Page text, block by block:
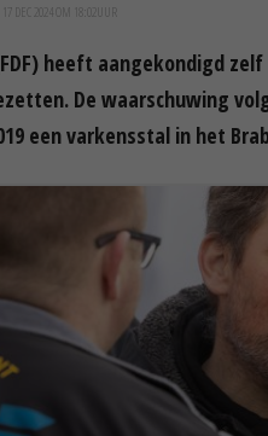
17 DEC 2024 OM 18:02
heeft aangekondigd
De waarschuwing
een varkensstal in het